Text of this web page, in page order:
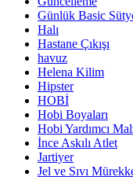
Günlük Basic
Halı
Hastane Çıkışı
havuz
Helena Kilim
Hipster
HOBİ
Hobi Boyaları
Hobi Yardımcı
İnce Askılı Atlet
Jartiyer
Jel ve Sıvı